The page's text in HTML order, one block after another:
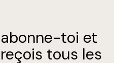
abonne-toi et
reçois tous les